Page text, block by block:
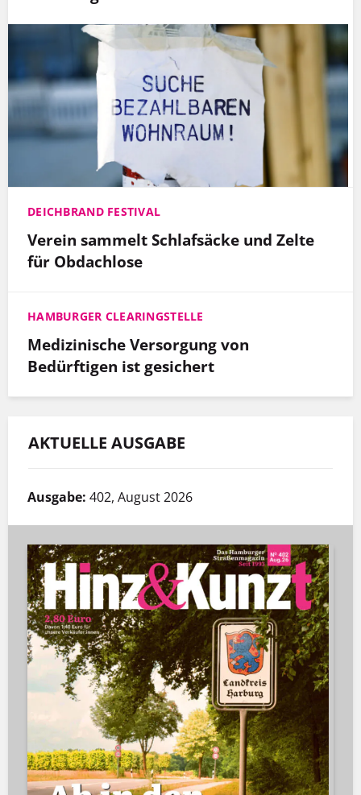
DEICHBRAND FESTIVAL
Verein sammelt Schlafsäcke und Zelte
für Obdachlose
HAMBURGER CLEARINGSTELLE
Medizinische Versorgung von
Bedürftigen ist gesichert
AKTUELLE AUSGABE
Ausgabe: 402, August 2026